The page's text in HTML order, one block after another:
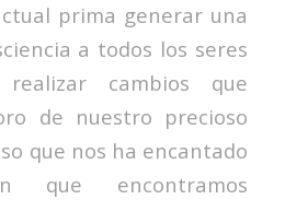
prima generar una
a todos los seres
cambios que
de nuestro precioso
que nos ha encantado
que encontramos